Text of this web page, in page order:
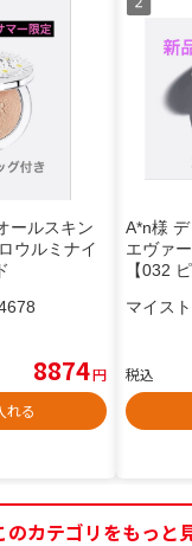
ールスキン
ウルミナイ
8874円
れる
A*n様
エヴァ
【032
マイス
税込
のカテゴリをもっと